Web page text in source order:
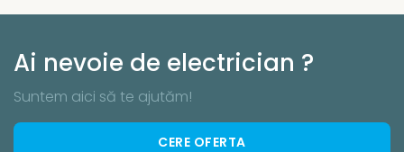
Ai nevoie de electrician ?
Suntem aici să te ajutăm!
CERE OFERTA